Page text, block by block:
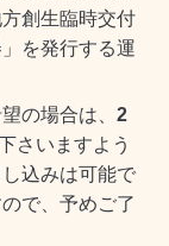
創生臨時交付
を発行する運
の場合は、 2
さいますよう
込みは可能で
で、予めご了